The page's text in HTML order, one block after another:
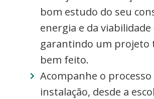
bom estudo do seu
energia e da viabilidade
garantindo um projeto
bem feito.
Acompanhe o processo
instalação, desde a